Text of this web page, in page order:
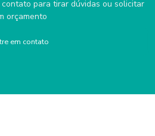
para tirar dúvidas ou solicitar
orçamento
em contato